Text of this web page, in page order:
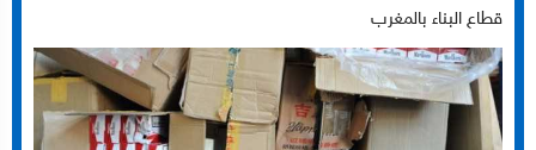
قطاع البناء بالمغرب